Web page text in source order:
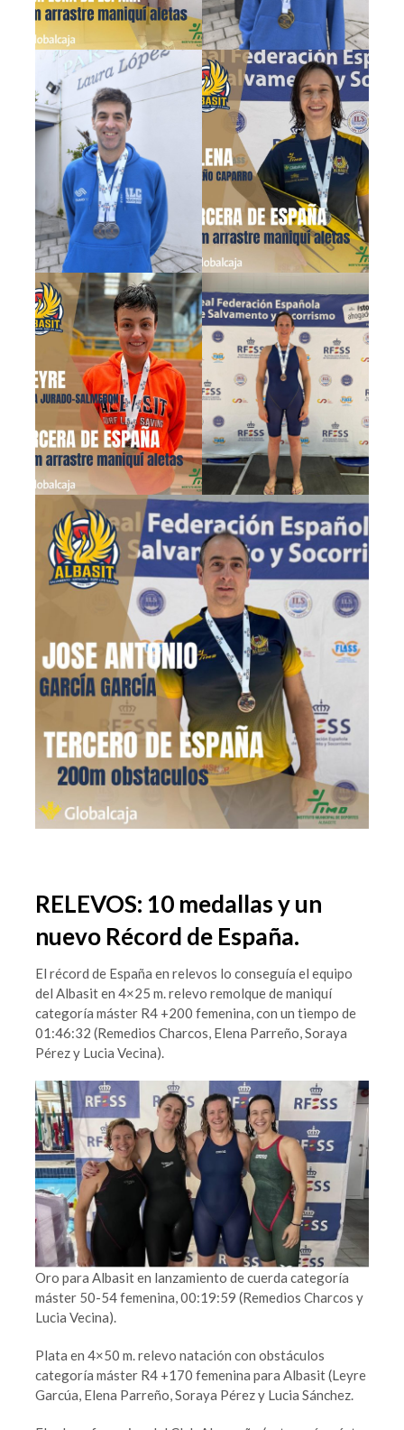
RELEVOS: 10 medallas y un
nuevo Récord de España.
El récord de España en relevos lo conseguía el equipo
del Albasit en 4×25 m. relevo remolque de maniquí
categoría máster R4 +200 femenina, con un tiempo de
01:46:32 (Remedios Charcos, Elena Parreño, Soraya
Pérez y Lucia Vecina).
Oro para Albasit en lanzamiento de cuerda categoría
máster 50-54 femenina, 00:19:59 (Remedios Charcos y
Lucia Vecina).
Plata en 4×50 m. relevo natación con obstáculos
categoría máster R4 +170 femenina para Albasit (Leyre
Garcúa, Elena Parreño, Soraya Pérez y Lucia Sánchez.